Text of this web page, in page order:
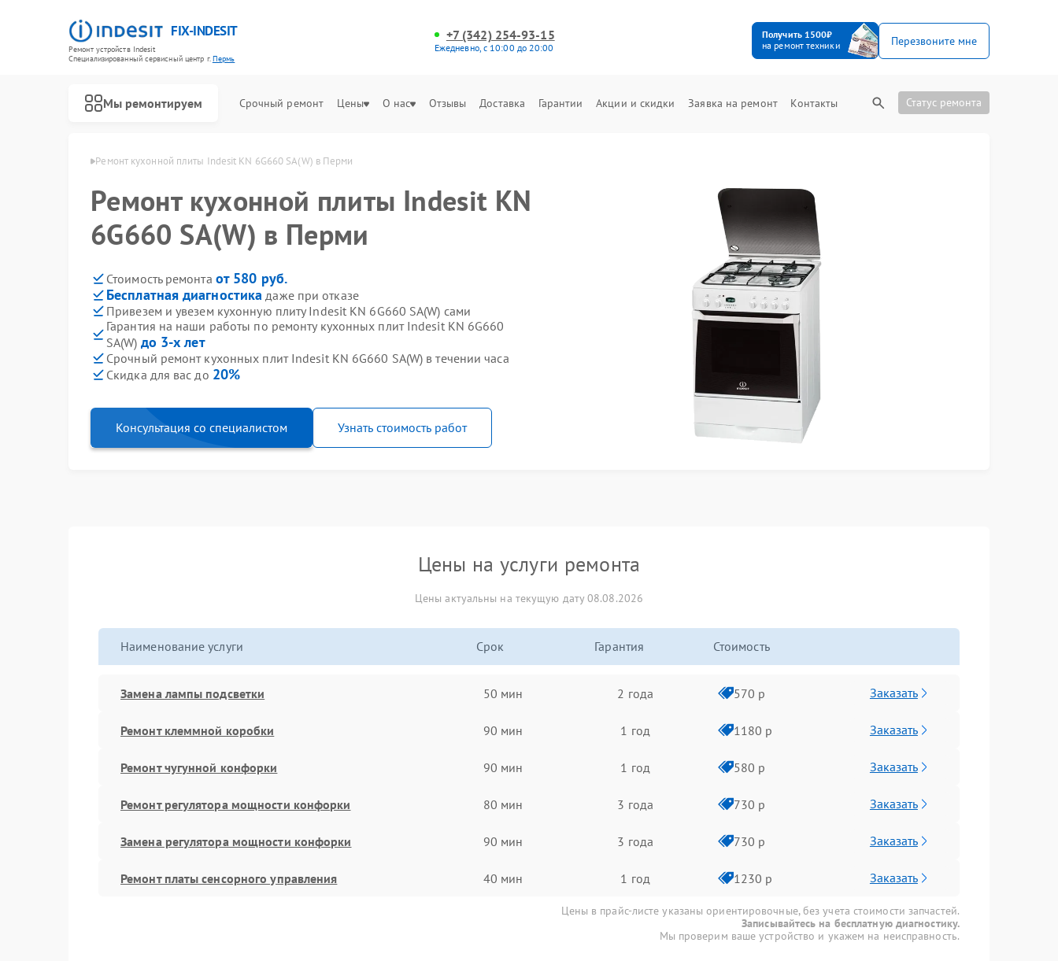
FIX-INDESIT
Ремонт устройств Indesit
Специализированный cервисный центр г.Пермь
+7 (342) 254-93-15
Ежедневно, с 10:00 до 20:00
Получить 1500₽
на ремонт техники
Перезвоните мне
Мы ремонтируем Срочный ремонт Цены О нас Отзывы Доставка Гарантии Акции и скидки Заявка на ремонт Контакты Статус ремонта
Indesit в Перми Ремонт кухонной плиты Indesit KN 6G660 SA(W) в Перми
Ремонт кухонной плиты Indesit KN
6G660 SA(W) в Перми
Стоимость ремонта от 580 руб.
Бесплатная диагностика даже при отказе
Привезем и увезем кухонную плиту Indesit KN 6G660 SA(W) сами
Гарантия на наши работы по ремонту кухонных плит Indesit KN 6G660
SA(W) до 3-х лет
Срочный ремонт кухонных плит Indesit KN 6G660 SA(W) в течении часа
Скидка для вас до 20%
Консультация со специалистом Узнать стоимость работ
Цены на услуги ремонта
Цены актуальны на текущую дату 08.08.2026
Наименование услуги Срок Гарантия Стоимость
Замена лампы подсветки 50 мин 2 года 570 р Заказать
Ремонт клеммной коробки 90 мин 1 год 1180 р Заказать
Ремонт чугунной конфорки 90 мин 1 год 580 р Заказать
Ремонт регулятора мощности конфорки 80 мин 3 года 730 р Заказать
Замена регулятора мощности конфорки 90 мин 3 года 730 р Заказать
Ремонт платы сенсорного управления 40 мин 1 год 1230 р Заказать
Цены в прайс-листе указаны ориентировочные, без учета стоимости запчастей.
Записывайтесь на бесплатную диагностику.
Мы проверим ваше устройство и укажем на неисправность.